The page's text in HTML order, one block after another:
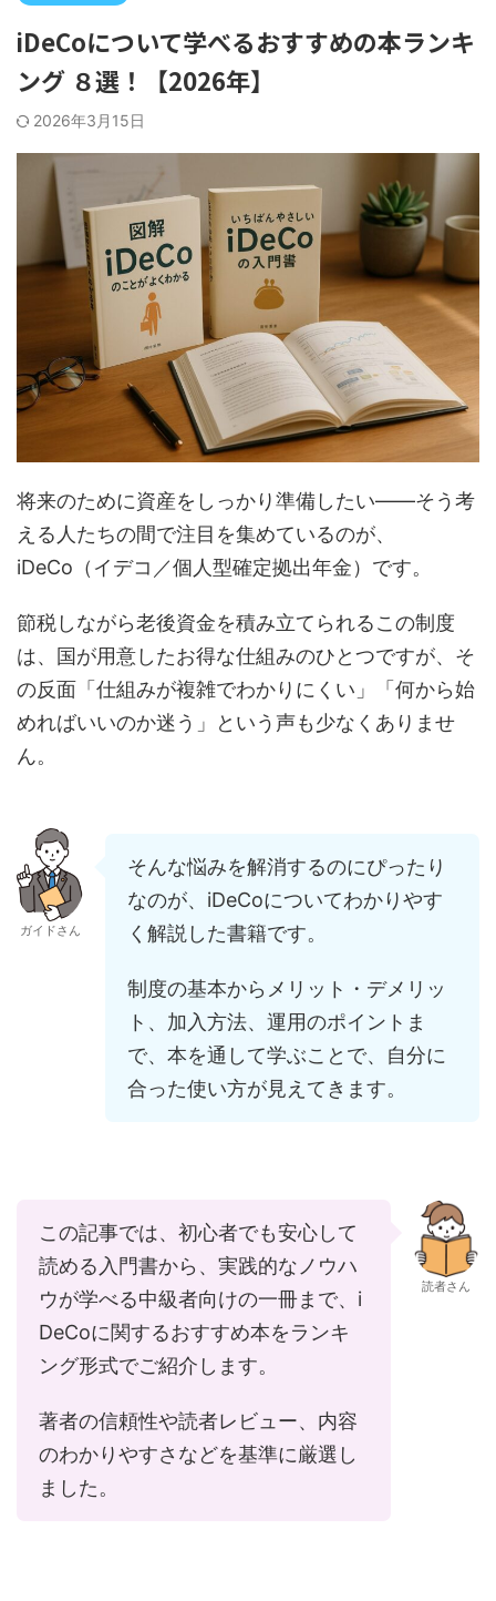
iDeCoについて学べるおすすめの本ランキ
ング ８選！【2026年】
2026年3月15日
将来のために資産をしっかり準備したい――そう考
える人たちの間で注目を集めているのが、
iDeCo（イデコ／個人型確定拠出年金）です。
節税しながら老後資金を積み立てられるこの制度
は、国が用意したお得な仕組みのひとつですが、そ
の反面「仕組みが複雑でわかりにくい」「何から始
めればいいのか迷う」という声も少なくありませ
ん。
ガイドさん
そんな悩みを解消するのにぴったり
なのが、iDeCoについてわかりやす
く解説した書籍です。
制度の基本からメリット・デメリッ
ト、加入方法、運用のポイントま
で、本を通して学ぶことで、自分に
合った使い方が見えてきます。
この記事では、初心者でも安心して
読める入門書から、実践的なノウハ
ウが学べる中級者向けの一冊まで、i
DeCoに関するおすすめ本をランキ
ング形式でご紹介します。
著者の信頼性や読者レビュー、内容
のわかりやすさなどを基準に厳選し
ました。
読者さん